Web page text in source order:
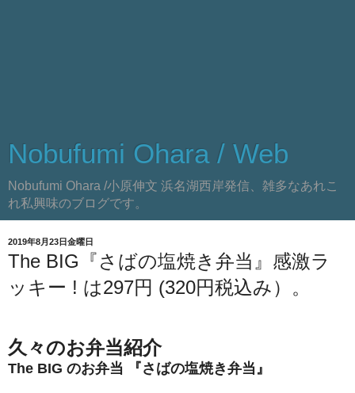
Nobufumi Ohara / Web
Nobufumi Ohara /小原伸文 浜名湖西岸発信、雑多なあれこ
れ私興味のブログです。
2019年8月23日金曜日
The BIG『さばの塩焼き弁当』感激ラ
ッキー ! は297円 (320円税込み）。
久々のお弁当紹介
The BIG のお弁当 『さばの塩焼き弁当』